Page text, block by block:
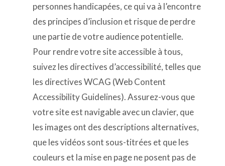
personnes handicapées, ce qui va à l’encontre
des principes d’inclusion et risque de perdre
une partie de votre audience potentielle.
Pour rendre votre site accessible à tous,
suivez les directives d’accessibilité, telles que
les directives WCAG (Web Content
Accessibility Guidelines). Assurez-vous que
votre site est navigable avec un clavier, que
les images ont des descriptions alternatives,
que les vidéos sont sous-titrées et que les
couleurs et la mise en page ne posent pas de